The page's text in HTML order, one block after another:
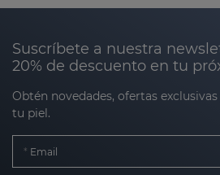
Suscríbete a nuestra
20% de descuento en tu
Obtén novedades, ofertas
tu piel.
Email